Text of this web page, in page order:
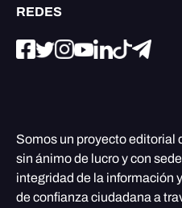
REDES
Somos un proyecto editorial
sin ánimo de lucro y con
integridad de la información
de confianza ciudadana a